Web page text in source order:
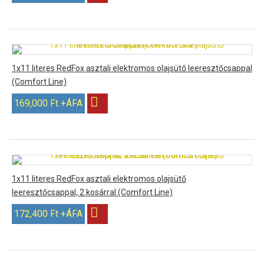
1x11 literes RedFox asztali elektromos olajsütő leeresztőcsappal
(Comfort Line)
169,000 Ft +ÁFA
1x11 literes RedFox asztali elektromos olajsütő
leeresztőcsappal, 2 kosárral (Comfort Line)
172,400 Ft +ÁFA